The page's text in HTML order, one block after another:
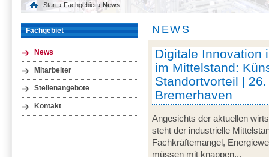
Start › Fachgebiet › News
Fachgebiet
News
Mitarbeiter
Stellenangebote
Kontakt
NEWS
Digitale Innovation
im Mittelstand:
Standortvorteil |
Bremerhaven
Angesichts der aktuellen
steht der industrielle
Fachkräftemangel,
müssen mit knappen...